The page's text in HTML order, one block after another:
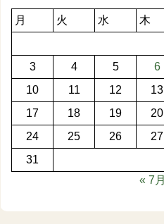
月 火 水 木
3
4 5 6
10
11 12 13
17
18 19 20
24
25 26 27
31
« 7月